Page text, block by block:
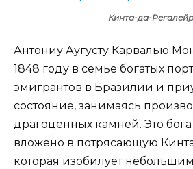
Кинта-да-
Антониу Аугусту Карвалью
1848 году в семье богатых
эмигрантов в Бразилии и
состояние, занимаясь
драгоценных камней. Это
вложено в потрясающую
которая изобилует